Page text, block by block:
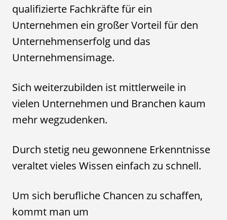
qualifizierte Fachkräfte für ein
Unternehmen ein großer Vorteil für den
Unternehmenserfolg und das
Unternehmensimage.
Sich weiterzubilden ist mittlerweile in
vielen Unternehmen und Branchen kaum
mehr wegzudenken.
Durch stetig neu gewonnene Erkenntnisse
veraltet vieles Wissen einfach zu schnell.
Um sich berufliche Chancen zu schaffen,
kommt man um